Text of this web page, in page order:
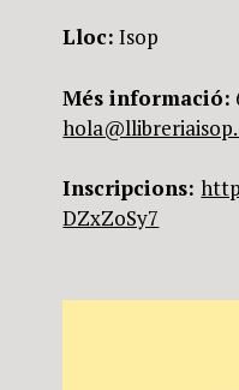
Lloc: Isop
Més informació:
Inscripcions:
DZxZoSy7